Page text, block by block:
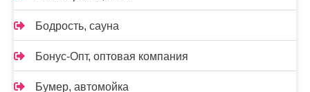
Бодрость, сауна
Бонус-Опт, оптовая компания
Бумер, автомойка